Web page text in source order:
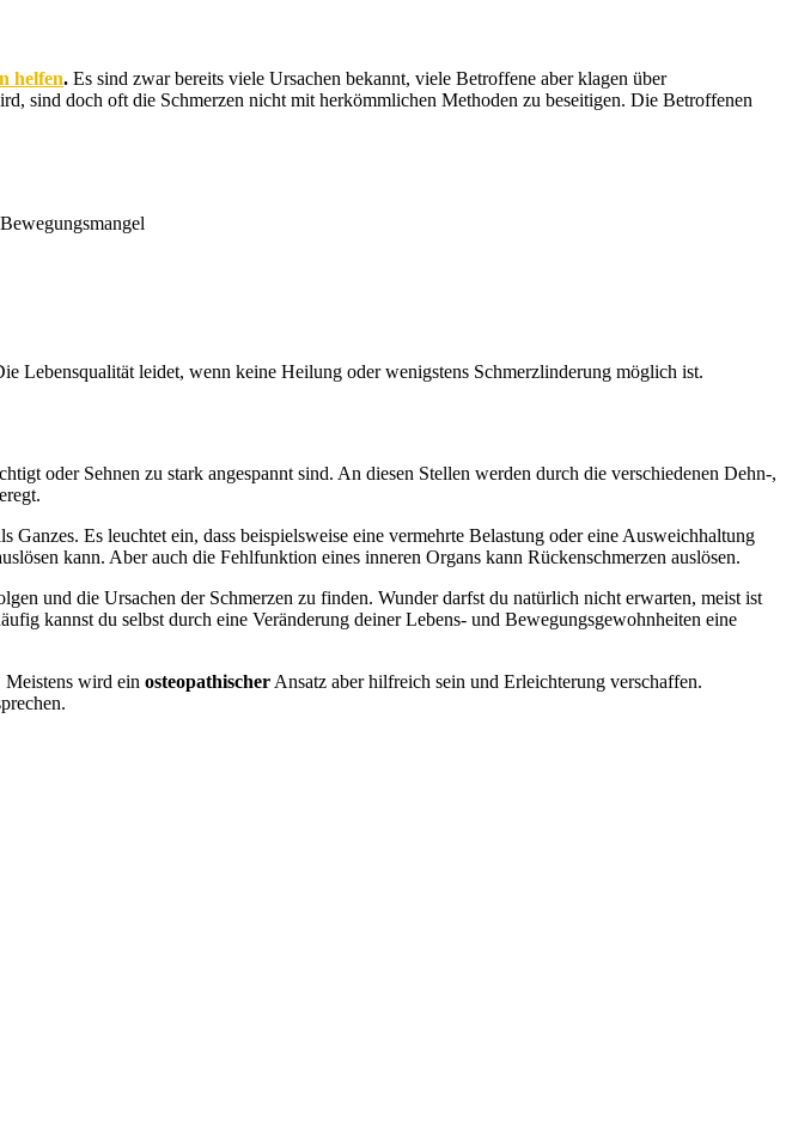
helfen. Es sind zwar bereits viele Ursachen bekannt, viele Betroffene aber klagen über
sind doch oft die Schmerzen nicht mit herkömmlichen Methoden zu beseitigen. Die Betroffenen
Lebensqualität leidet, wenn keine Heilung oder wenigstens Schmerzlinderung möglich ist.
oder Sehnen zu stark angespannt sind. An diesen Stellen werden durch die verschiedenen Dehn-,
Es leuchtet ein, dass beispielsweise eine vermehrte Belastung oder eine Ausweichhaltung
kann. Aber auch die Fehlfunktion eines inneren Organs kann Rückenschmerzen auslösen.
und die Ursachen der Schmerzen zu finden. Wunder darfst du natürlich nicht erwarten, meist ist
kannst du selbst durch eine Veränderung deiner Lebens- und Bewegungsgewohnheiten eine
Meistens wird ein osteopathischer Ansatz aber hilfreich sein und Erleichterung verschaffen.